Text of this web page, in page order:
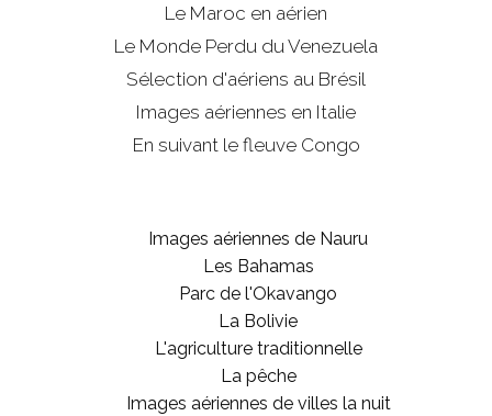
Le Maroc en aérien
Le Monde Perdu du Venezuela
Sélection d'aériens au Brésil
Images aériennes en Italie
En suivant le fleuve Congo
Images aériennes de Nauru
Les Bahamas
Parc de l'Okavango
La Bolivie
L'agriculture traditionnelle
La pêche
Images aériennes de villes la nuit